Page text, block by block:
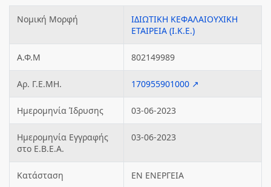
Νομική Μορφή
ΙΔΙΩΤΙΚΗ ΚΕΦΑΛΑΙΟΥΧΙΚΗ
ΕΤΑΙΡΕΙΑ (Ι.Κ.Ε.)
Α.Φ.Μ 802149989
Αρ. Γ.Ε.ΜΗ. 170955901000 ↗
Ημερομηνία Ίδρυσης 03-06-2023
Ημερομηνία Εγγραφής
στο Ε.Β.Ε.Α.
03-06-2023
Κατάσταση ΕΝ ΕΝΕΡΓΕΙΑ